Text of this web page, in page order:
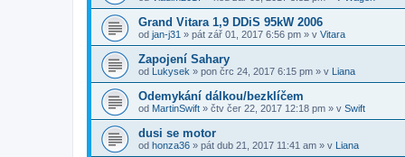
Grand Vitara 1,9 DDiS 95kW 2006
od jan-j31 » pát zář 01, 2017 6:56 pm » v Vitara
Zapojení Sahary
od Lukysek » pon črc 24, 2017 6:15 pm » v Liana
Odemykání dálkou/bezklíčem
od MartinSwift » čtv čer 22, 2017 12:18 pm » v Swift
dusi se motor
od honza36 » pát dub 21, 2017 11:41 am » v Liana